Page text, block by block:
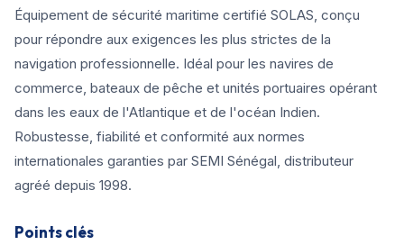
Équipement de sécurité maritime certifié SOLAS, conçu
pour répondre aux exigences les plus strictes de la
navigation professionnelle. Idéal pour les navires de
commerce, bateaux de pêche et unités portuaires opérant
dans les eaux de l'Atlantique et de l'océan Indien.
Robustesse, fiabilité et conformité aux normes
internationales garanties par SEMI Sénégal, distributeur
agréé depuis 1998.
Points clés